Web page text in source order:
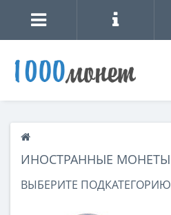
ИНОСТРАННЫЕ МОНЕТЫ
ВЫБЕРИТЕ ПОДКАТЕГОРИЮ